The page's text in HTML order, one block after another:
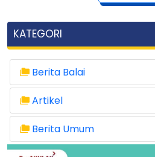
KATEGORI
Berita Balai
Artikel
Berita Umum